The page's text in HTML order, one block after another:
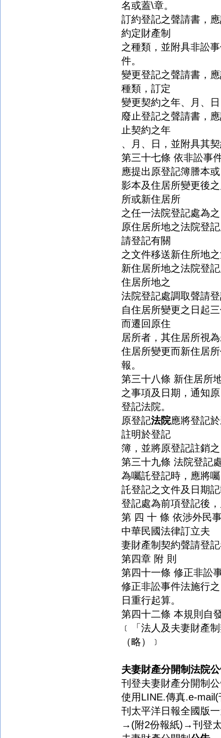
名或蓋\章。
訂約登記之聲請書，
約定財產制
之種類，並附具非訟
件。
變更登記之聲請書，
種類，訂定
變更契約之年、月、
廢止登記之聲請書，
止契約之年
、月、日，並附具其
第三十七條 依非訟事
應提出原登記簿謄本或
影本及住居所變更後
所或新住居所
之任一法院登記處為
原住居所地之法院登
請登記有關
之文件移送新住所地
新住居所地之法院登
住居所地之
法院登記處調取聲請
自住居所變更之日起
而遷回原住
居所者，其住居所視
住居所變更而新住居
報。
第三十八條 新住居所
之事項及日期，通知原
登記法院。
原登記法院應將登記
註明於登記
簿，並將原登記註銷
第三十九條 法院登記
為囑託登記時，應將囑
託登記之文件及日期
登記處為前項登記後
第 四 十 條 依涉外民
中華民國法律訂立夫
妻財產制契約聲請登
第四章 附 則
第四十一條 修正非訟
修正非訟事件法施行之
日重行起算。
第四十二條 本規則自
﹝「法人及夫妻財產
（略）﹞
夫妻財產分開制法院
刊登夫妻財產分開制
使用LINE.傳真.e-
刊太平洋日報全國版
→(附2份報紙)→刊登